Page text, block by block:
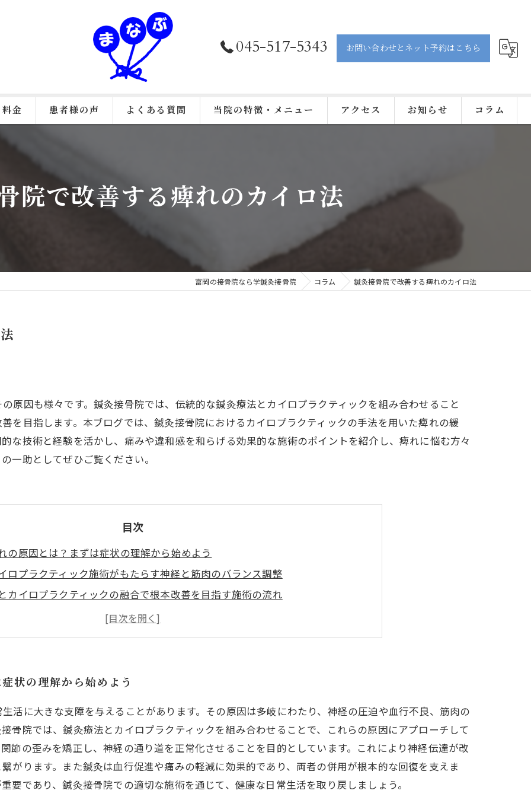
045-517-5343 お問い合わせとネット予約はこちら
料金 患者様の声 よくある質問 当院の特徴・メニュー
美容鍼
肩こり
アクセス お知らせ コラム
院で改善する痺れのカイロ法
富岡の接骨院なら学鍼灸接骨院 コラム 鍼灸接骨院で改善する痺れのカイロ法
原因も様々です。鍼灸接骨院では、伝統的な鍼灸療法とカイロプラクティックを組み合わせること
を目指します。本ブログでは、鍼灸接骨院におけるカイロプラクティックの手法を用いた痺れの緩
な技術と経験を活かし、痛みや違和感を和らげる効果的な施術のポイントを紹介し、痺れに悩む方々
一助としてぜひご覧ください。
目次
の原因とは？まずは症状の理解から始めよう
ロプラクティック施術がもたらす神経と筋肉のバランス調整
カイロプラクティックの融合で根本改善を目指す施術の流れ
感や痛みの軽減、日常生活でできるセルフケア方法の紹介
の再発を防ぐ！健康的な体づくりへの最終ステップ
改善しない？カイロプラクティックの専門家が教える見落としがちなポイント
状の理解から始めよう
活に大きな支障を与えることがあります。その原因は多岐にわたり、神経の圧迫や血行不良、筋肉の
骨院では、鍼灸療法とカイロプラクティックを組み合わせることで、これらの原因にアプローチして
節の歪みを矯正し、神経の通り道を正常化させることを目的としています。これにより神経伝達が改
がります。また鍼灸は血行促進や痛みの軽減に効果的であり、両者の併用が根本的な回復を支えま
要であり、鍼灸接骨院での適切な施術を通じて、健康な日常生活を取り戻しましょう。